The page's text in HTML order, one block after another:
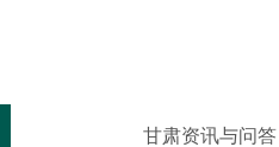
甘肃资讯与问答